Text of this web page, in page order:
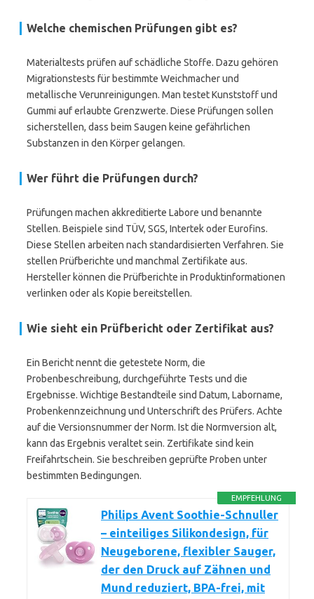
Welche chemischen Prüfungen gibt es?
Materialtests prüfen auf schädliche Stoffe. Dazu gehören
Migrationstests für bestimmte Weichmacher und
metallische Verunreinigungen. Man testet Kunststoff und
Gummi auf erlaubte Grenzwerte. Diese Prüfungen sollen
sicherstellen, dass beim Saugen keine gefährlichen
Substanzen in den Körper gelangen.
Wer führt die Prüfungen durch?
Prüfungen machen akkreditierte Labore und benannte
Stellen. Beispiele sind TÜV, SGS, Intertek oder Eurofins.
Diese Stellen arbeiten nach standardisierten Verfahren. Sie
stellen Prüfberichte und manchmal Zertifikate aus.
Hersteller können die Prüfberichte in Produktinformationen
verlinken oder als Kopie bereitstellen.
Wie sieht ein Prüfbericht oder Zertifikat aus?
Ein Bericht nennt die getestete Norm, die
Probenbeschreibung, durchgeführte Tests und die
Ergebnisse. Wichtige Bestandteile sind Datum, Laborname,
Probenkennzeichnung und Unterschrift des Prüfers. Achte
auf die Versionsnummer der Norm. Ist die Normversion alt,
kann das Ergebnis veraltet sein. Zertifikate sind kein
Freifahrtschein. Sie beschreiben geprüfte Proben unter
bestimmten Bedingungen.
EMPFEHLUNG
Philips Avent Soothie-Schnuller
– einteiliges Silikondesign, für
Neugeborene, flexibler Sauger,
der den Druck auf Zähnen und
Mund reduziert, BPA-frei, mit